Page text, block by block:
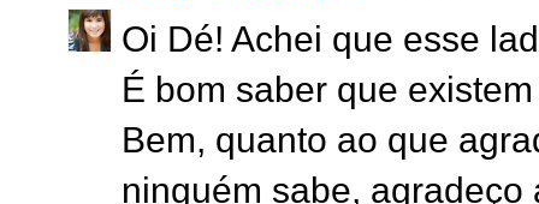
Oi Dé! Achei que esse
É bom saber que
Bem, quanto ao que
ninguém sabe,